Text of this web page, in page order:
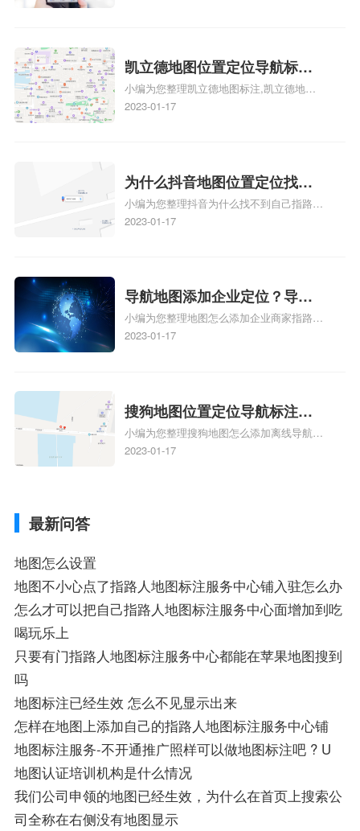
凯立德地图位置定位导航标
注？凯立德地图位置定位,导航,
标注？
小编为您整理凯立德地图标注,凯立德地图
标注怎么做啊、凯立德地图标注,凯立德地
相关地图标注知识，详情可查看下方正文！
2023-01-17
为什么抖音地图位置定位找不
到了？抖音为什么找不到当前
定位了？
小编为您整理抖音为什么找不到自己指路人
地图标注服务中心铺的位置、地图位置更新
服务中心位置、抖音突然不显示定位了相关
地图标注知识，详情可查看下方正文！
2023-01-17
导航地图添加企业定位？导航
定位企业？
小编为您整理地图怎么添加企业商家指路人
地图标注服务中心铺名称、地图怎么添加企
添加企业、地图如何添加企业相关地图标注
知识，详情可查看下方正文！
2023-01-17
搜狗地图位置定位导航标注？
搜狗地图位置定位,导航,标注？
小编为您整理搜狗地图怎么添加离线导航搜
狗地图离线导航怎么用、搜狗地图导航卫星
2023-01-17
最新问答
地图怎么设置
地图不小心点了指路人地图标注服务中心铺入驻怎么办
怎么才可以把自己指路人地图标注服务中心面增加到吃
喝玩乐上
只要有门指路人地图标注服务中心都能在苹果地图搜到
吗
地图标注已经生效 怎么不见显示出来
怎样在地图上添加自己的指路人地图标注服务中心铺
地图标注服务-不开通推广照样可以做地图标注吧 ? U
地图认证培训机构是什么情况
我们公司申领的地图已经生效，为什么在首页上搜索公
司全称在右侧没有地图显示